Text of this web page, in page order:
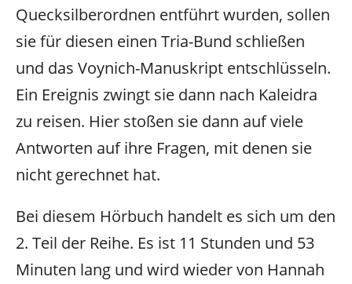
Quecksilberordnen entführt wurden, sollen
sie für diesen einen Tria-Bund schließen
und das Voynich-Manuskript entschlüsseln.
Ein Ereignis zwingt sie dann nach Kaleidra
zu reisen. Hier stoßen sie dann auf viele
Antworten auf ihre Fragen, mit denen sie
nicht gerechnet hat.
Bei diesem Hörbuch handelt es sich um den
2. Teil der Reihe. Es ist 11 Stunden und 53
Minuten lang und wird wieder von Hannah